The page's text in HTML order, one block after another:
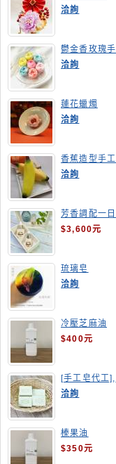
洽詢
鬱金香玫瑰手
工皂(長高型)
洽詢
蓮花蠟燭
洽詢
香蕉造型手工
皂
洽詢
芳香調配一日
班
$3,600元
琉璃皂
洽詢
冷壓芝麻油
$400元
[手工皂代工],
酪梨手工皂
洽詢
榛果油
$350元